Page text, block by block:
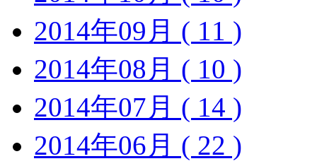
2014年09月 ( 11 )
2014年08月 ( 10 )
2014年07月 ( 14 )
2014年06月 ( 22 )